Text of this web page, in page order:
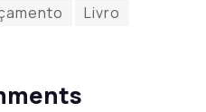
Livro